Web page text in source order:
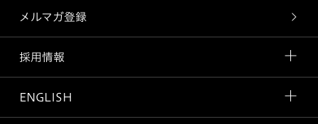
メルマガ登録
採用情報
ENGLISH